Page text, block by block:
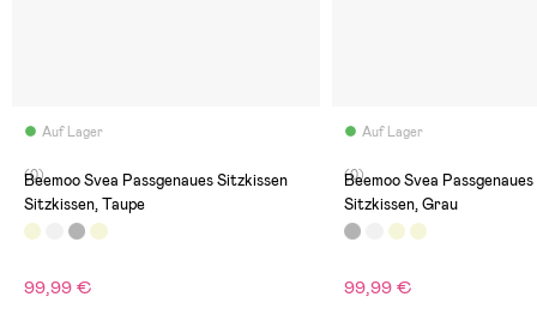
Auf Lager
(0)
Beemoo Svea Passgenaues Sitzkissen
Sitzkissen, Taupe
99,99 €
Auf Lager
(0)
Beemoo Svea Passgenaues Sitzkissen
Sitzkissen, Grau
99,99 €